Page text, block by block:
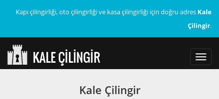
Kapı çilingirliği, oto çilingirliği ve kasa çilingirliği için doğru adres Kale
Çilingir.
Kale Çilingir